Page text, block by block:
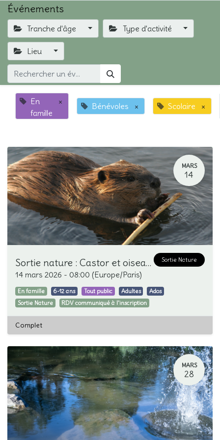
Événements
Tranche d'âge Type d'activité
Lieu
En
famille
× Bénévoles × Scolaire ×
MARS
14
Sortie Nature
Sortie nature : Castor et oiseaux d'eau
14 mars 2026 - 08:00 (Europe/Paris)
En famille 6-12 ans Tout public Adultes
Ados
Sortie Nature
RDV communiqué à l'inscription
Complet
MARS
28